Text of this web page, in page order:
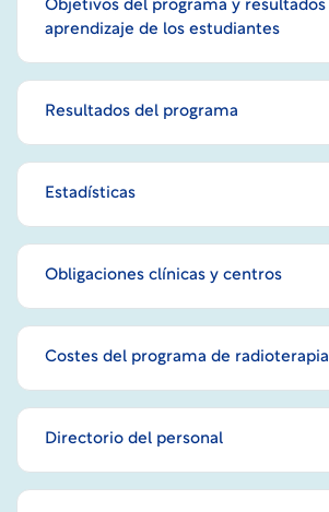
Objetivos del programa y resultados
aprendizaje de los estudiantes
Resultados del programa
Estadísticas
Obligaciones clínicas y centros
Costes del programa de
Directorio del personal